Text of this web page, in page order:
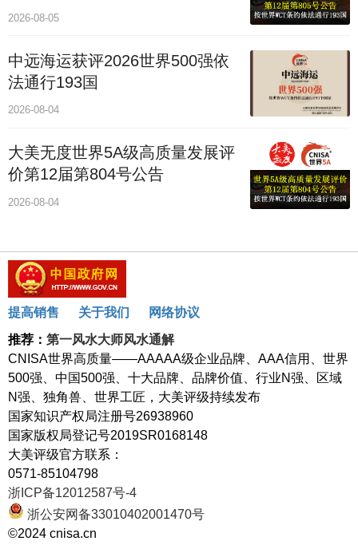
2026-08-05
中远海运获评2026世界500强依
法通行193国
2026-08-04
大美无度世界5A级高质量发展评
价第12届第804号公告
2026-08-04
提高销售 关于我们
网络协议
推荐： 第一风水大师风水通解
CNISA世界高质量——AAAAA级企业品牌、AAA信用、世界
500强、中国500强、十大品牌、品牌价值、行业N强、区域
N强、独角兽、世界工匠，大美评级持续发布
国家知识产权局注册号26938960
国家版权局登记号2019SR0168148
大美评级官方联系：
0571-85104798
浙ICP备12012587号-4
浙公安网备33010402001470号
©2024 cnisa.cn